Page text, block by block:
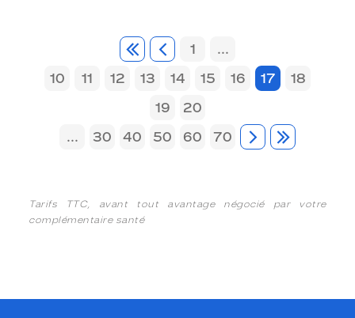
1
...
10
11 12 13 14 15 16 17
18
19
20
...
30 40 50 60 70
Tarifs TTC, avant tout avantage négocié par votre
complémentaire santé